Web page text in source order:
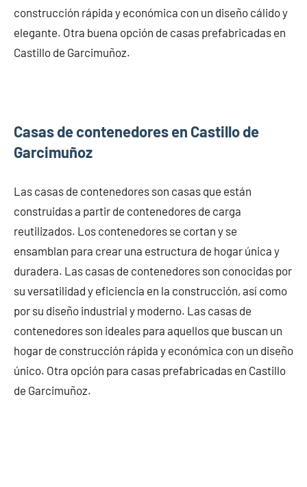
construcción rápida y económica con un diseño cálido y
elegante. Otra buena opción de casas prefabricadas en
Castillo de Garcimuñoz.
Casas de contenedores en Castillo de
Garcimuñoz
Las casas de contenedores son casas que están
construidas a partir de contenedores de carga
reutilizados. Los contenedores se cortan y se
ensamblan para crear una estructura de hogar única y
duradera. Las casas de contenedores son conocidas por
su versatilidad y eficiencia en la construcción, así como
por su diseño industrial y moderno. Las casas de
contenedores son ideales para aquellos que buscan un
hogar de construcción rápida y económica con un diseño
único. Otra opción para casas prefabricadas en Castillo
de Garcimuñoz.